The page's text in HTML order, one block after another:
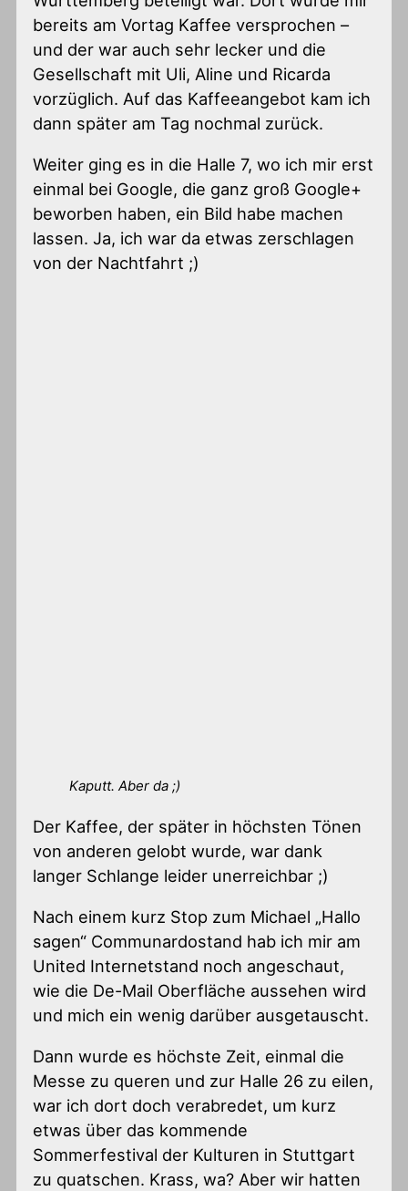
bereits am Vortag Kaffee versprochen –
und der war auch sehr lecker und die
Gesellschaft mit Uli, Aline und Ricarda
vorzüglich. Auf das Kaffeeangebot kam ich
dann später am Tag nochmal zurück.
Weiter ging es in die Halle 7, wo ich mir erst
einmal bei Google, die ganz groß Google+
beworben haben, ein Bild habe machen
lassen. Ja, ich war da etwas zerschlagen
von der Nachtfahrt ;)
Kaputt. Aber da ;)
Der Kaffee, der später in höchsten Tönen
von anderen gelobt wurde, war dank
langer Schlange leider unerreichbar ;)
Nach einem kurz Stop zum Michael „Hallo
sagen“ Communardostand hab ich mir am
United Internetstand noch angeschaut,
wie die De-Mail Oberfläche aussehen wird
und mich ein wenig darüber ausgetauscht.
Dann wurde es höchste Zeit, einmal die
Messe zu queren und zur Halle 26 zu eilen,
war ich dort doch verabredet, um kurz
etwas über das kommende
Sommerfestival der Kulturen in Stuttgart
zu quatschen. Krass, wa? Aber wir hatten